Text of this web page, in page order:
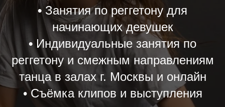
• Занятия по реггетону для
начинающих девушек
• Индивидуальные занятия по
реггетону и смежным направлениям
танца в залах г. Москвы и онлайн
• Съёмка клипов и выступления